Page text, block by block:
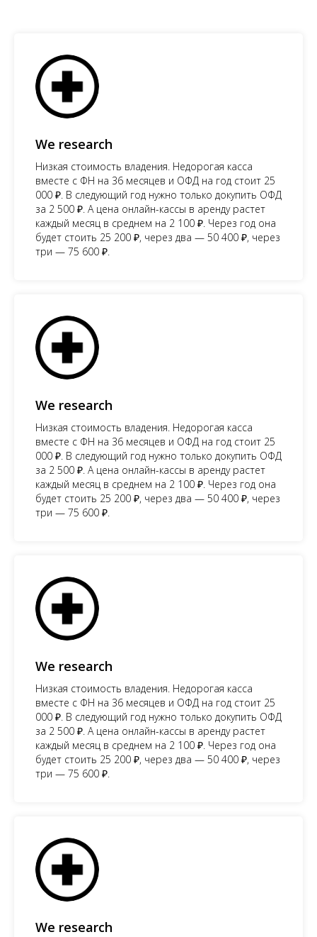
We research
Низкая стоимость владения. Недорогая касса
вместе с ФН на 36 месяцев и ОФД на год стоит 25
000 ₽. В следующий год нужно только докупить ОФД
за 2 500 ₽. А цена онлайн-кассы в аренду растет
каждый месяц в среднем на 2 100 ₽. Через год она
будет стоить 25 200 ₽, через два — 50 400 ₽, через
три — 75 600 ₽.
We research
Низкая стоимость владения. Недорогая касса
вместе с ФН на 36 месяцев и ОФД на год стоит 25
000 ₽. В следующий год нужно только докупить ОФД
за 2 500 ₽. А цена онлайн-кассы в аренду растет
каждый месяц в среднем на 2 100 ₽. Через год она
будет стоить 25 200 ₽, через два — 50 400 ₽, через
три — 75 600 ₽.
We research
Низкая стоимость владения. Недорогая касса
вместе с ФН на 36 месяцев и ОФД на год стоит 25
000 ₽. В следующий год нужно только докупить ОФД
за 2 500 ₽. А цена онлайн-кассы в аренду растет
каждый месяц в среднем на 2 100 ₽. Через год она
будет стоить 25 200 ₽, через два — 50 400 ₽, через
три — 75 600 ₽.
We research